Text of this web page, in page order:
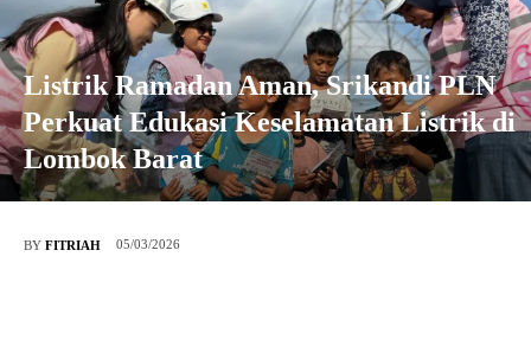
Listrik Ramadan Aman, Srikandi PLN
Perkuat Edukasi Keselamatan Listrik di
Lombok Barat
BY FITRIAH 05/03/2026